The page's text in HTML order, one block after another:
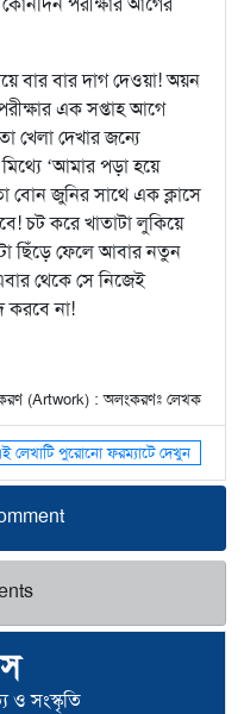
ও সংস্কৃতি
বার বার দাগ দেওয়া! অয়ন
এক সপ্তাহ আগে
খেলা দেখার জন্যে
‘আমার পড়া হয়ে
বোন জুনির সাথে এক ক্লাসে
চট করে খাতাটা লুকিয়ে
ছিঁড়ে ফেলে আবার নতুন
থেকে সে নিজেই
করবে না!
(Artwork) : অলংকরণঃ লেখক
লেখাটি পুরোনো ফরম্যাটে দেখুন